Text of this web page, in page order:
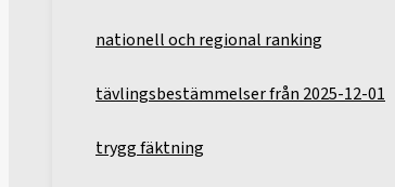
nationell och regional ranking
tävlingsbestämmelser från 2025-12-01
trygg fäktning